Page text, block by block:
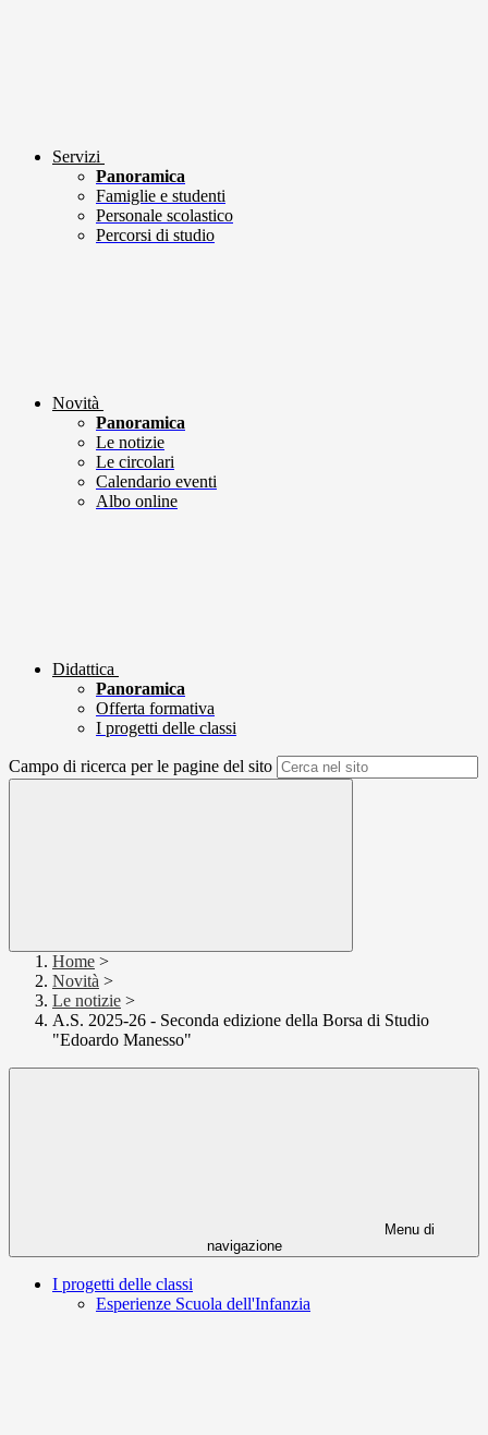
Servizi
Panoramica
Famiglie e studenti
Personale scolastico
Percorsi di studio
Novità
Panoramica
Le notizie
Le circolari
Calendario eventi
Albo online
Didattica
Panoramica
Offerta formativa
I progetti delle classi
Campo di ricerca per le pagine del sito
Home >
Novità >
Le notizie >
A.S. 2025-26 - Seconda edizione della Borsa di Studio
"Edoardo Manesso"
Menu di
navigazione
I progetti delle classi
Esperienze Scuola dell'Infanzia